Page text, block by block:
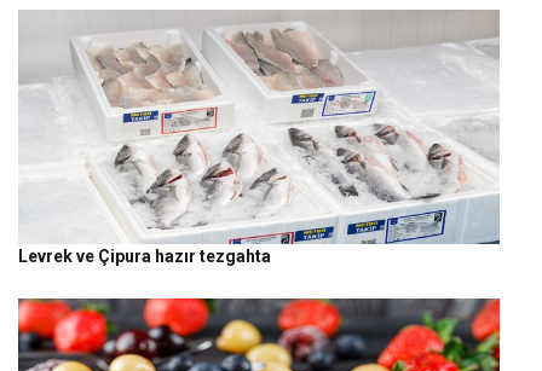
Levrek ve Çipura hazır tezgahta